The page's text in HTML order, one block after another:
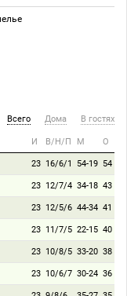
Всего Дома В гостях
И В/Н/П М О
23 16/6/1 54-19 54
23 12/7/4 34-18 43
23 12/5/6 44-34 41
23 11/7/5 22-15 40
23 10/8/5 33-20 38
23 10/6/7 30-24 36